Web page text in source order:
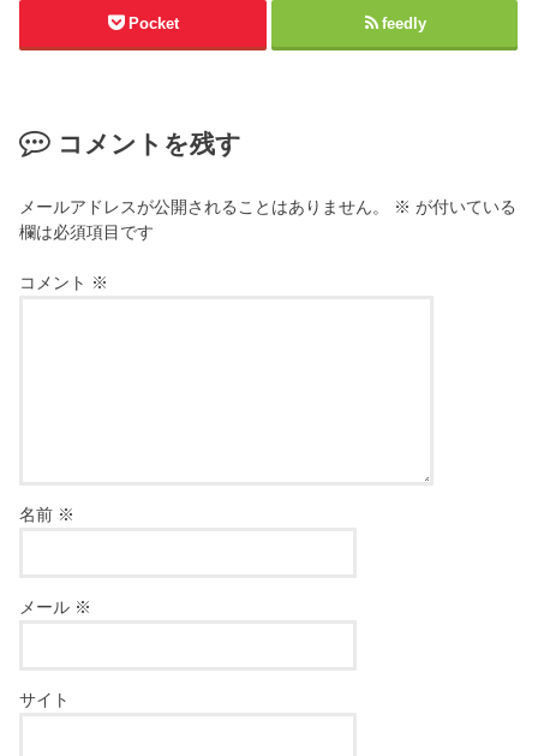
Pocket feedly
コメントを残す
メールアドレスが公開されることはありません。 ※ が付いている
欄は必須項目です
コメント ※
名前 ※
メール ※
サイト